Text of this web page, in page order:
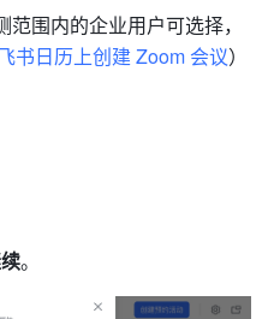
围内的企业用户可选择，
书日历上创建 Zoom 会议）
。